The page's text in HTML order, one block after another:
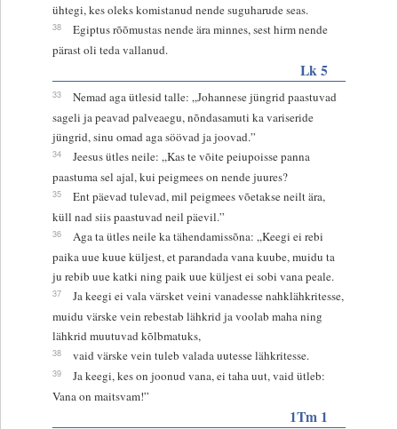
ühtegi, kes oleks komistanud nende suguharude seas.
38
Egiptus rõõmustas nende ära minnes, sest hirm nende
pärast oli teda vallanud.
Lk 5
33
Nemad aga ütlesid talle: „Johannese jüngrid paastuvad
sageli ja peavad palveaegu, nõndasamuti ka variseride
jüngrid, sinu omad aga söövad ja joovad.”
34
Jeesus ütles neile: „Kas te võite peiupoisse panna
paastuma sel ajal, kui peigmees on nende juures?
35
Ent päevad tulevad, mil peigmees võetakse neilt ära,
küll nad siis paastuvad neil päevil.”
36
Aga ta ütles neile ka tähendamissõna: „Keegi ei rebi
paika uue kuue küljest, et parandada vana kuube, muidu ta
ju rebib uue katki ning paik uue küljest ei sobi vana peale.
37
Ja keegi ei vala värsket veini vanadesse nahklähkritesse,
muidu värske vein rebestab lähkrid ja voolab maha ning
lähkrid muutuvad kõlbmatuks,
38 vaid värske vein tuleb valada uutesse lähkritesse.
39
Ja keegi, kes on joonud vana, ei taha uut, vaid ütleb:
Vana on maitsvam!”
1Tm 1